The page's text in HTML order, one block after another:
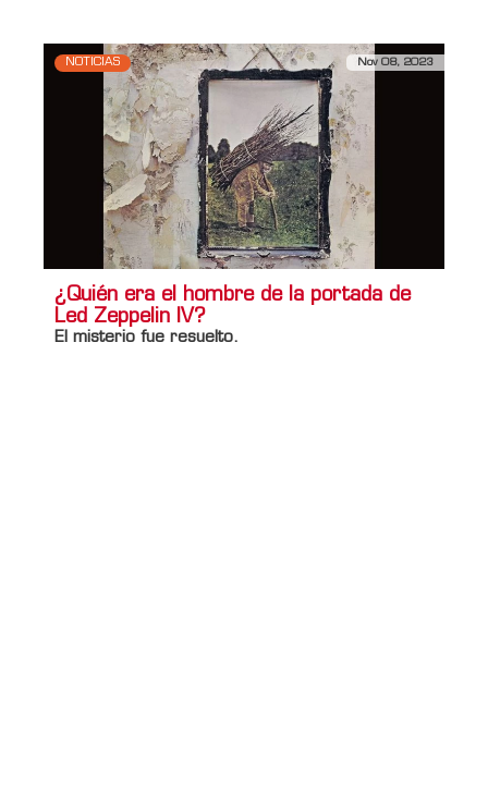
NOTICIAS Nov 08, 2023
¿Quién era el hombre de la portada de
Led Zeppelin IV?
El misterio fue resuelto.